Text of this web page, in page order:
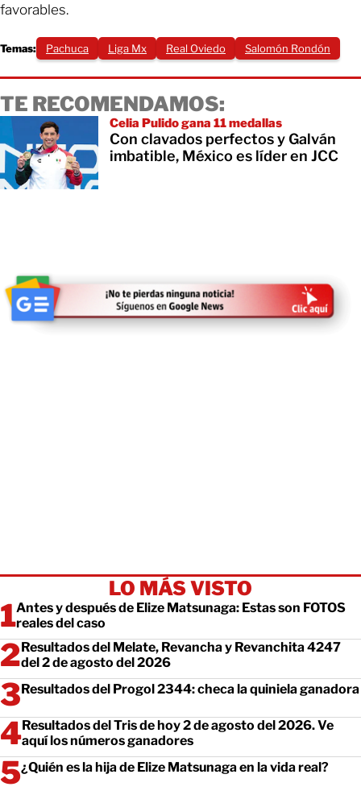
favorables.
Temas: Pachuca Liga Mx Real Oviedo Salomón Rondón
TE RECOMENDAMOS:
Celia Pulido gana 11 medallas
Con clavados perfectos y Galván
imbatible, México es líder en JCC
LO MÁS VISTO
Antes y después de Elize Matsunaga: Estas son FOTOS
reales del caso
Resultados del Melate, Revancha y Revanchita 4247
del 2 de agosto del 2026
Resultados del Progol 2344: checa la quiniela ganadora
Resultados del Tris de hoy 2 de agosto del 2026. Ve
aquí los números ganadores
¿Quién es la hija de Elize Matsunaga en la vida real?